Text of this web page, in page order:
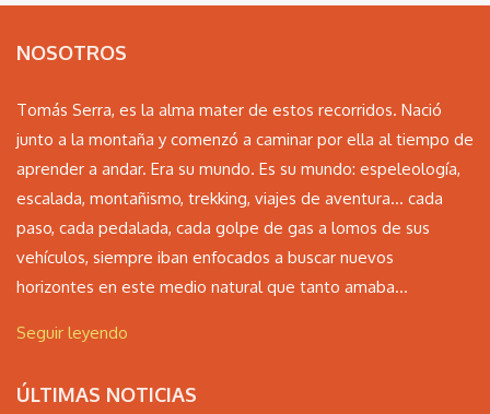
NOSOTROS
Tomás Serra, es la alma mater de estos recorridos. Nació
junto a la montaña y comenzó a caminar por ella al tiempo de
aprender a andar. Era su mundo. Es su mundo: espeleología,
escalada, montañismo, trekking, viajes de aventura… cada
paso, cada pedalada, cada golpe de gas a lomos de sus
vehículos, siempre iban enfocados a buscar nuevos
horizontes en este medio natural que tanto amaba...
Seguir leyendo
ÚLTIMAS NOTICIAS